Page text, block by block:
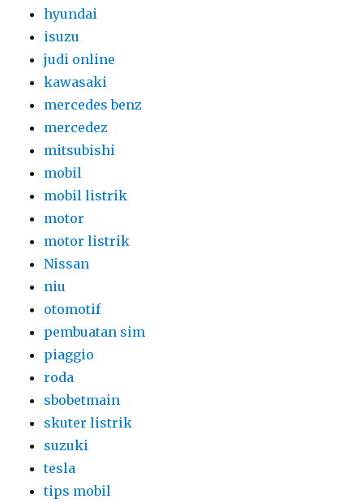
hyundai
isuzu
judi online
kawasaki
mercedes benz
mercedez
mitsubishi
mobil
mobil listrik
motor
motor listrik
Nissan
niu
otomotif
pembuatan sim
piaggio
roda
sbobetmain
skuter listrik
suzuki
tesla
tips mobil